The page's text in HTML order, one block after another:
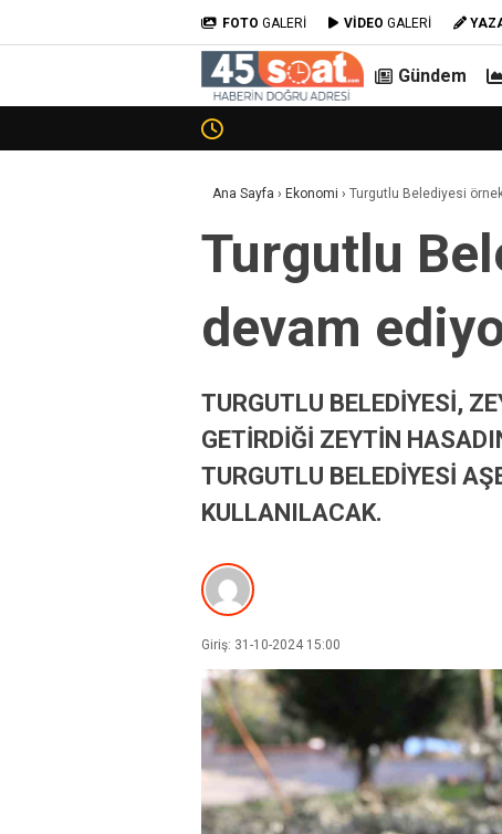
FOTO GALERİ VİDEO GALERİ
Gündem
Ana Sayfa › Ekonomi › Turgutlu Belediyesi
Turgutlu
devam
TURGUTLU BELEDİYESİ,
GETİRDİĞİ ZEYTİN
TURGUTLU BELEDİYESİ
KULLANILACAK.
Giriş: 31-10-2024 15:00